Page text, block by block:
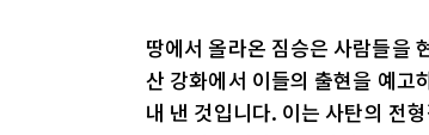
땅에서 올라온 짐승은 사람들을
산 강화에서 이들의 출현을 예
내 낸 것입니다. 이는 사탄의 전